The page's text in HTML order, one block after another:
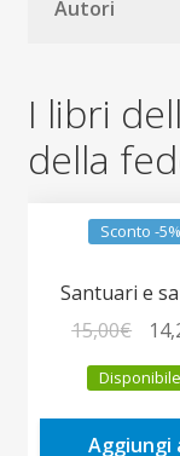
Autori
I libri
della
Sconto -5%
Santuari e
15,00€
era:
Disponibile
Aggiungi